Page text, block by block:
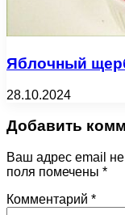
Яблочный
28.10.2024
Добавить
Ваш адрес email не
поля помечены *
Комментарий *